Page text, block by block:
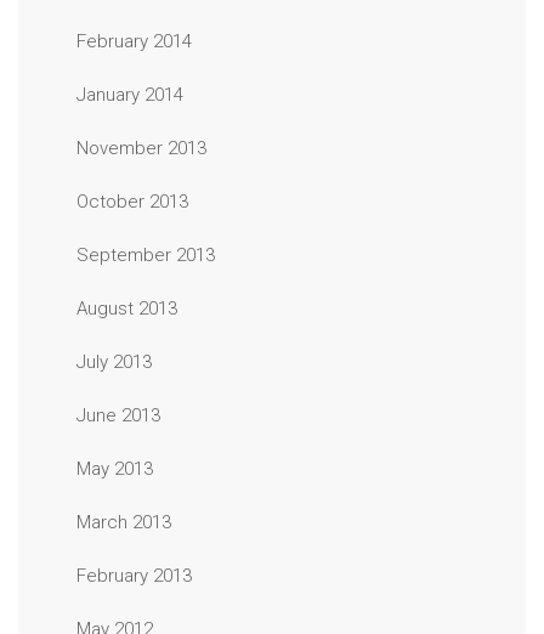
February 2014
January 2014
November 2013
October 2013
September 2013
August 2013
July 2013
June 2013
May 2013
March 2013
February 2013
May 2012